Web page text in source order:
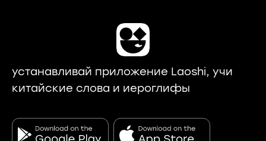
устанавливай приложение Laoshi, учи
китайские слова и иероглифы